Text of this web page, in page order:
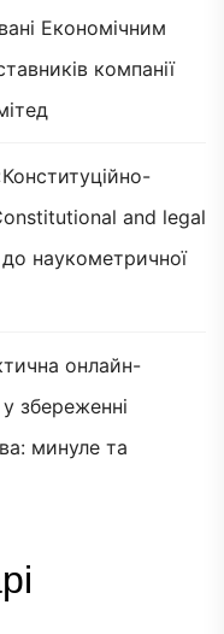
Економічним
компанії
and legal
наукометричної
онлайн-
збереженні
минуле та